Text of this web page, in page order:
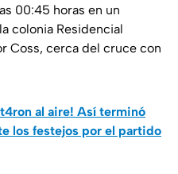
00:45 horas en un
colonia Residencial
Coss, cerca del cruce con
al aire! Así terminó
los festejos por el partido